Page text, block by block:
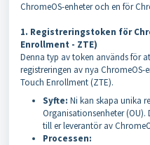
ChromeOS-enheter och en för
1. Registreringstoken för
Enrollment - ZTE)
Denna typ av token används för
registreringen av nya
Touch Enrollment (ZTE).
Syfte: Ni kan skapa unika
Organisationsenheter
till er leverantör av
Processen: